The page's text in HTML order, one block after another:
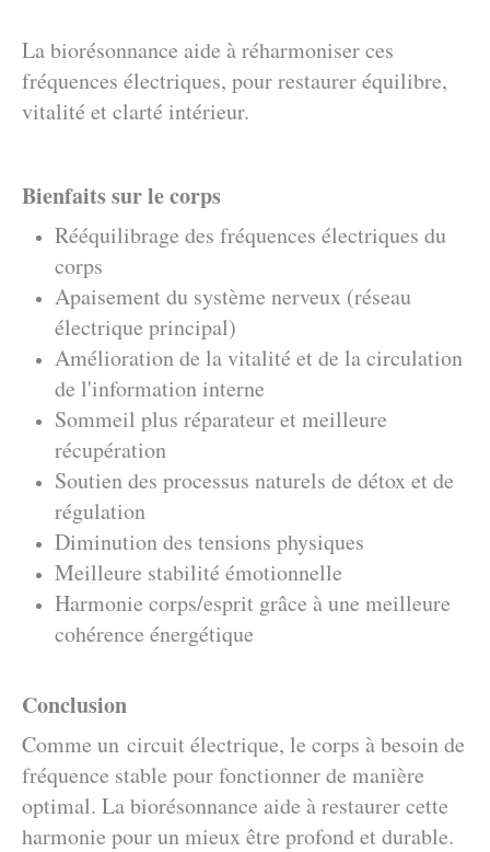
La biorésonnance aide à réharmoniser ces
fréquences électriques, pour restaurer équilibre,
vitalité et clarté intérieur.
Bienfaits sur le corps
Rééquilibrage des fréquences électriques du
corps
Apaisement du système nerveux (réseau
électrique principal)
Amélioration de la vitalité et de la circulation
de l'information interne
Sommeil plus réparateur et meilleure
récupération
Soutien des processus naturels de détox et de
régulation
Diminution des tensions physiques
Meilleure stabilité émotionnelle
Harmonie corps/esprit grâce à une meilleure
cohérence énergétique
Conclusion
Comme un circuit électrique, le corps à besoin de
fréquence stable pour fonctionner de manière
optimal. La biorésonnance aide à restaurer cette
harmonie pour un mieux être profond et durable.